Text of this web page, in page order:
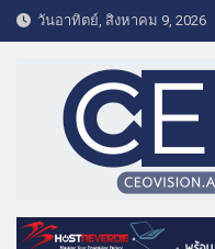
k
วันอาทิตย์, สิงหาคม 9, 2026
CEO
Business & Lifestyle